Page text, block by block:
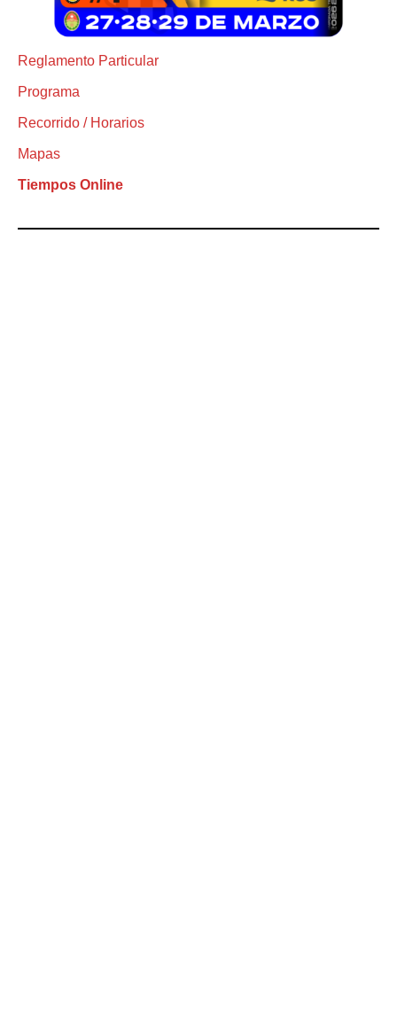
Reglamento Particular
Programa
Recorrido / Horarios
Mapas
Tiempos Online